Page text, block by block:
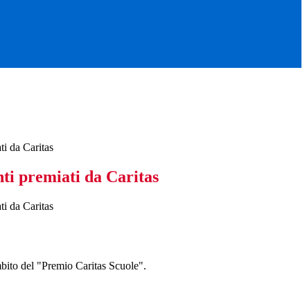
da Caritas
premiati da Caritas
da Caritas
del "Premio Caritas Scuole".